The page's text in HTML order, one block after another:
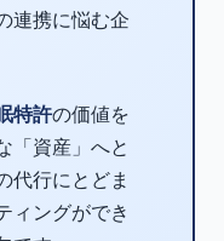
連携に悩む企
特許の価値を
「資産」へと
代行にとどま
ィングができ